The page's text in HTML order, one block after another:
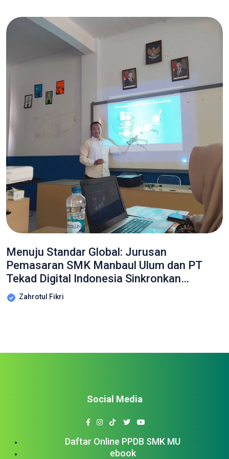
Menuju Standar Global: Jurusan
Pemasaran SMK Manbaul Ulum dan PT
Tekad Digital Indonesia Sinkronkan
Kurikulum Bisnis Digital
Zahrotul Fikri
Daftar Online PPDB SMK MU
ebook
Social Media